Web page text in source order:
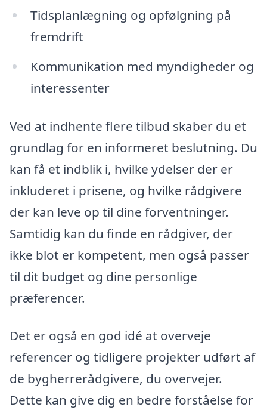
Tidsplanlægning og opfølgning på
fremdrift
Kommunikation med myndigheder og
interessenter
Ved at indhente flere tilbud skaber du et
grundlag for en informeret beslutning. Du
kan få et indblik i, hvilke ydelser der er
inkluderet i prisene, og hvilke rådgivere
der kan leve op til dine forventninger.
Samtidig kan du finde en rådgiver, der
ikke blot er kompetent, men også passer
til dit budget og dine personlige
præferencer.
Det er også en god idé at overveje
referencer og tidligere projekter udført af
de bygherrerådgivere, du overvejer.
Dette kan give dig en bedre forståelse for